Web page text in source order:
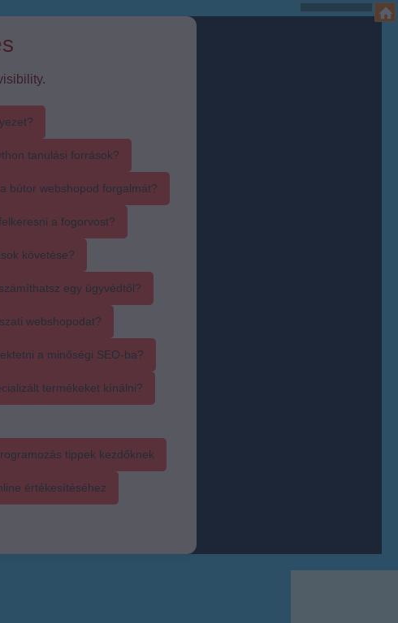
tanulási források?
bútor webshopod forgalmát?
a fogorvost?
követése?
egy ügyvédtől?
webshopodat?
a minőségi SEO-ba?
termékeket kínálni?
tippek kezdőknek
értékesítéséhez